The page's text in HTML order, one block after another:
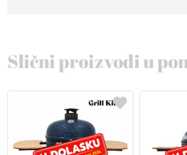
Slični proizvodi u